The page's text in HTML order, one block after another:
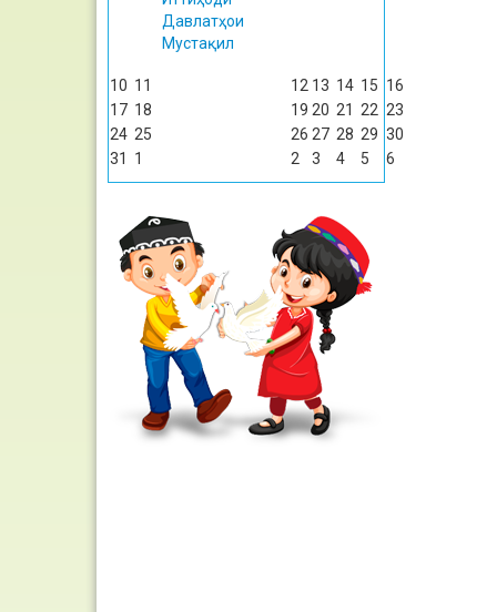
Давлатҳои
Мустақил
10 11 12 13 14 15 16
17 18 19 20 21 22 23
24 25 26 27 28 29 30
31
1 2 3 4 5 6